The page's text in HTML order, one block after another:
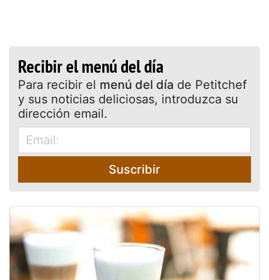
Recibir el menú del día
Para recibir el menú del día de Petitchef
y sus noticias deliciosas, introduzca su
dirección email.
Suscribir